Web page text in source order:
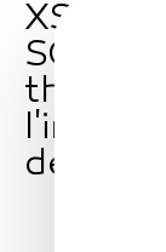
XSun
the
défense